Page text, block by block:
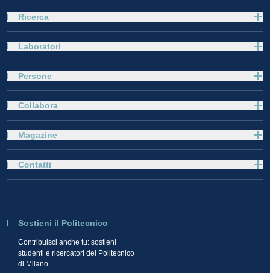
Ricerca
Laboratori
Persone
Collabora
Magazine
Sostieni il Politecnico
Contribuisci anche tu: sostieni
studenti e ricercatori del Politecnico
di Milano
Contatti